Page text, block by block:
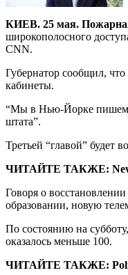
КИЕВ. 25 мая.
широкополосного
CNN.
Губернатор сообщил,
кабинеты.
“Мы в Нью-Йорке пишем
штата”.
Третьей “главой” будет
ЧИТАЙТЕ ТАКЖЕ: New
Говоря о
образовании, новую
По состоянию на
оказалось меньше 100.
ЧИТАЙТЕ ТАКЖЕ: